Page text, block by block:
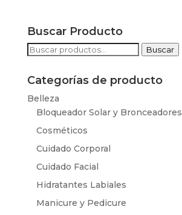
Buscar Producto
Buscar
Buscar
Categorías de producto
Belleza
Bloqueador Solar y Bronceadores
Cosméticos
Cuidado Corporal
Cuidado Facial
Hidratantes Labiales
Manicure y Pedicure